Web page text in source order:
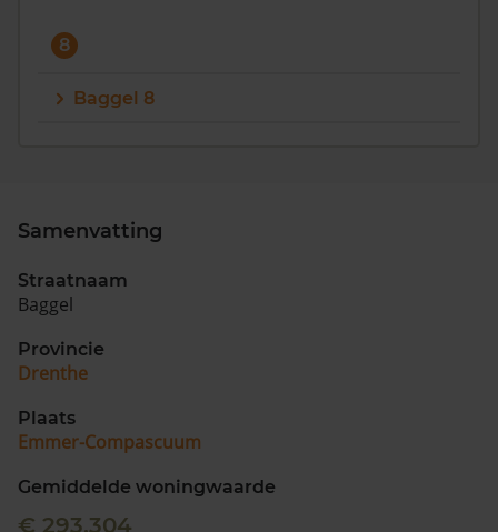
8
Baggel 8
Samenvatting
Straatnaam
Baggel
Provincie
Drenthe
Plaats
Emmer-Compascuum
Gemiddelde woningwaarde
€ 293.304